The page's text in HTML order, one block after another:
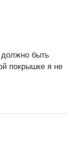
должно быть
покрышке я не